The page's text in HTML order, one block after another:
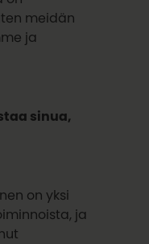
meidän
ja
sinua,
on yksi
ja